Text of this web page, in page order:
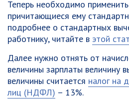
Теперь необходимо
причитающиеся ему
подробнее о стандартных
работнику, читайте в этой
Далее нужно отнять от
величины зарплаты величину
величины считается налог на
лиц (НДФЛ) – 13%.